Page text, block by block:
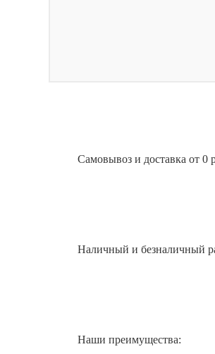
Самовывоз и доставка от 0
Наличный и безналичный
Наши преимущества: